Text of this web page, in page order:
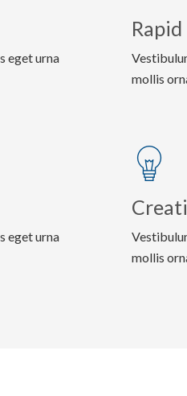
eget urna
mollis
eget urna
mollis